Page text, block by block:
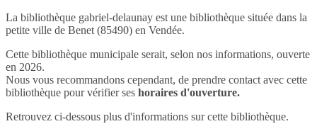
La bibliothèque gabriel-delaunay est une bibliothèque située dans la
petite ville de Benet (85490) en Vendée.
Cette bibliothèque municipale serait, selon nos informations, ouverte
en 2026.
Nous vous recommandons cependant, de prendre contact avec cette
bibliothèque pour vérifier ses horaires d'ouverture.
Retrouvez ci-dessous plus d'informations sur cette bibliothèque.